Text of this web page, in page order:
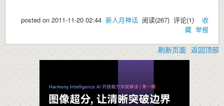
posted on 2011-11-20 02:44 新人月神话 阅读(267) 评论(1) 收
藏 举报
刷新页面 返回顶部